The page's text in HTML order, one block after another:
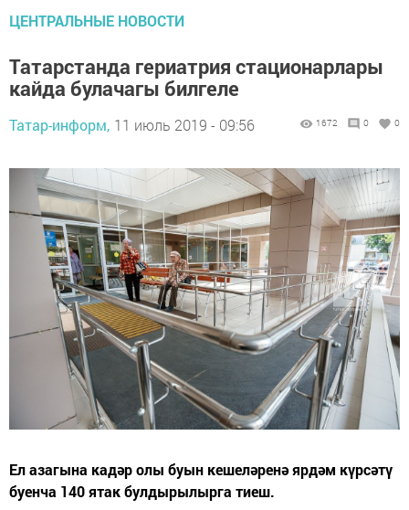
ЦЕНТРАЛЬНЫЕ НОВОСТИ
Татарстанда гериатрия стационарлары
кайда булачагы билгеле
Татар-информ, 11 июль 2019 - 09:56 1672 0 0
Ел азагына кадәр олы буын кешеләренә ярдәм күрсәтү
буенча 140 ятак булдырылырга тиеш.